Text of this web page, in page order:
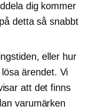
dig kommer
detta så snabbt
eller hur
ärendet. Vi
att det finns
varumärken